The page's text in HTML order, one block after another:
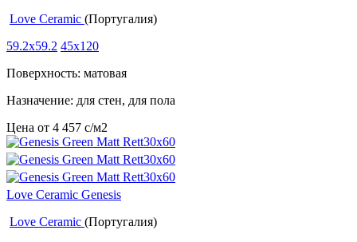
Love Ceramic (Португалия)
59.2x59.2 45x120
Поверхность: матовая
Назначение: для стен, для пола
Цена от 4 457 c/м2
Love Ceramic Genesis
Love Ceramic (Португалия)